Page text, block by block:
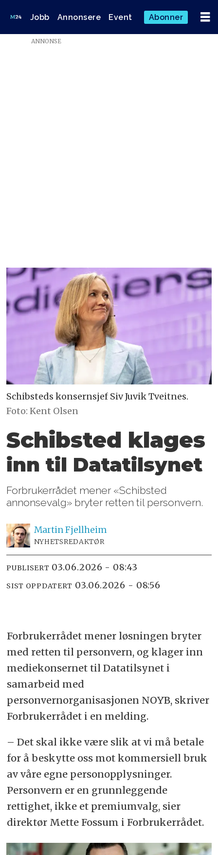
Jobb Annonsere Event Abonner
ANNONSE
Schibsteds konsernsjef Siv Juvik Tveitnes.
Foto: Kent Olsen
Schibsted klages
inn til Datatilsynet
Forbrukerrådet mener «Schibsted
annonsevalg» bryter retten til personvern.
MartinFjellheim
NYHETSREDAKTØR
PUBLISERT 03.06.2026 - 08:43
SIST OPPDATERT 03.06.2026 - 08:56
Forbrukerrådet mener løsningen bryter
med retten til personvern, og klager inn
mediekonsernet til Datatilsynet i
samarbeid med
personvernorganisasjonen NOYB, skriver
Forbrukerrådet i en melding.
– Det skal ikke være slik at vi må betale
for å beskytte oss mot kommersiell bruk
av våre egne personopplysninger.
Personvern er en grunnleggende
rettighet, ikke et premiumvalg, sier
direktør Mette Fossum i Forbrukerrådet.